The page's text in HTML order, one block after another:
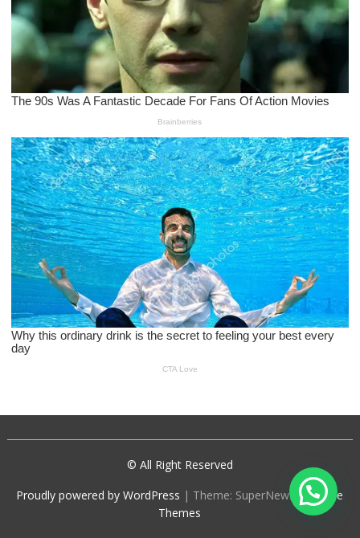
© All Right Reserved
Proudly powered by WordPress | Theme: SuperNews byAcme
Themes